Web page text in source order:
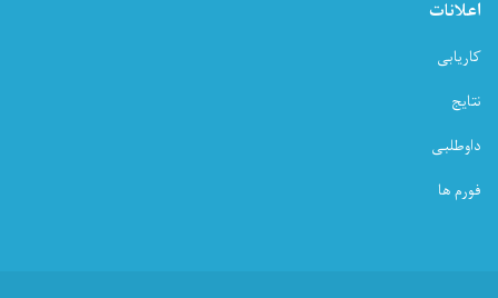
اعلانات
کاریابی
نتایج
داوطلبی
فورم ها